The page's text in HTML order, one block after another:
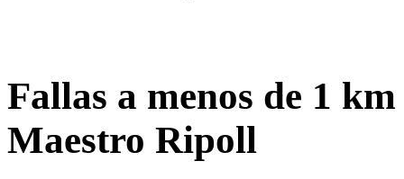
Fallas a menos de 1
Maestro Ripoll